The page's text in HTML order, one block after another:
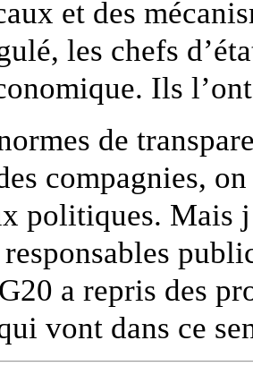
et des
les chefs
Ils
de
compagnies,
politiques. Mais
a repris des
vont dans ce